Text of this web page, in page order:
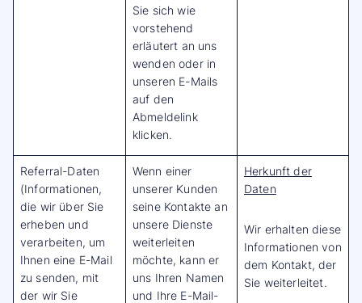
Sie sich wie
vorstehend
erläutert an uns
wenden oder in
unseren E-Mails
auf den
Abmeldelink
klicken.
Referral-Daten
(Informationen,
die wir über Sie
erheben und
verarbeiten, um
Ihnen eine E-Mail
zu senden, mit
der wir Sie
Wenn einer
unserer Kunden
seine Kontakte an
unsere Dienste
weiterleiten
möchte, kann er
uns Ihren Namen
und Ihre E-Mail-
Herkunft der
Daten
Wir erhalten diese
Informationen von
dem Kontakt, der
Sie weiterleitet.